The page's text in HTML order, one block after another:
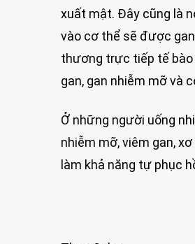
xuất mật. Đây cũng là
vào cơ thể sẽ được
thương trực tiếp tế bào
gan, gan nhiễm mỡ và
Ở những người uống
nhiễm mỡ, viêm gan,
làm khả năng tự phục